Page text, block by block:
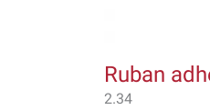
Ruban
2.34